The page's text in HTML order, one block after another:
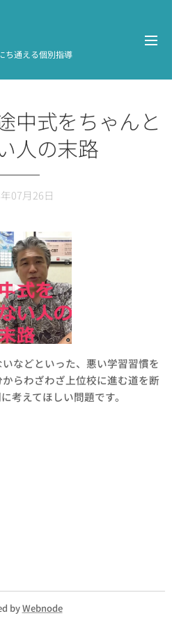
ち通える個別指導
中式をちゃんと
人の末路
07月26日
などといった、悪い学習習慣を
らわざわざ上位校に進む道を断
考えてほしい問題です。
byWebnode